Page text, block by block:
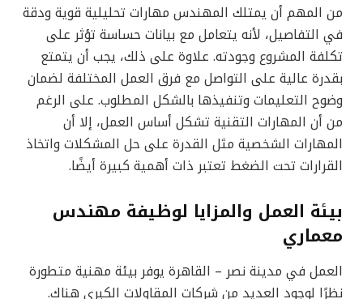
من المهم أن يمتلك المهندس مهارات تحليلية قوية ودقة
في التفاصيل، لأنه يتعامل مع بيانات حساسة تؤثر على
تكلفة المشروع وجودته. علاوة على ذلك، يجب أن يتمتع
بقدرة عالية على التواصل مع فرق العمل المختلفة لضمان
وضوح التعليمات وتنفيذها بالشكل المطلوب. على الرغم
من أن المهارات التقنية تشكل أساس العمل، إلا أن
المهارات الشخصية مثل القدرة على حل المشكلات واتخاذ
القرارات تحت الضغط تعتبر ذات أهمية كبيرة أيضًا.
بيئة العمل والمزايا لوظيفة مهندس
معماري
العمل في مدينة نصر – القاهرة يوفر بيئة مهنية متطورة
نظرًا لوجود العديد من شركات المقاولات الكبرى هناك.